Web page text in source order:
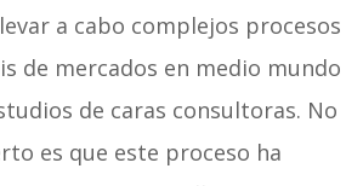
a cabo complejos procesos
de mercados en medio mundo
de caras consultoras. No
es que este proceso ha